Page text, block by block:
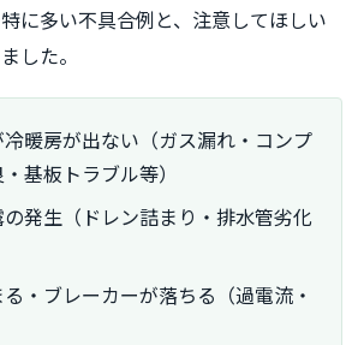
に多い不具合例と、注意してほしい
した。
暖房が出ない（ガス漏れ・コンプ
基板トラブル等）
発生（ドレン詰まり・排水管劣化
・ブレーカーが落ちる（過電流・